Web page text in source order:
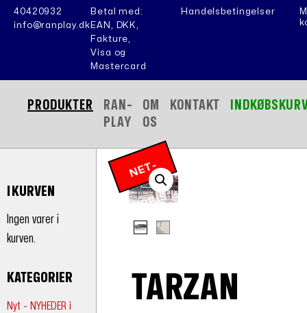
40420932
info@ranplay.dk
Betal med:
EAN, DKK,
Fakture,
Visa og
Mastercard
Handelsbetingelser
PRODUKTER
RAN-
PLAY
OM
OS
KONTAKT
I KURVEN
Ingen varer i
kurven.
KATEGORIER
Nyt - NYHEDER i
N
E
T
-
P
RI
S
TARZAN